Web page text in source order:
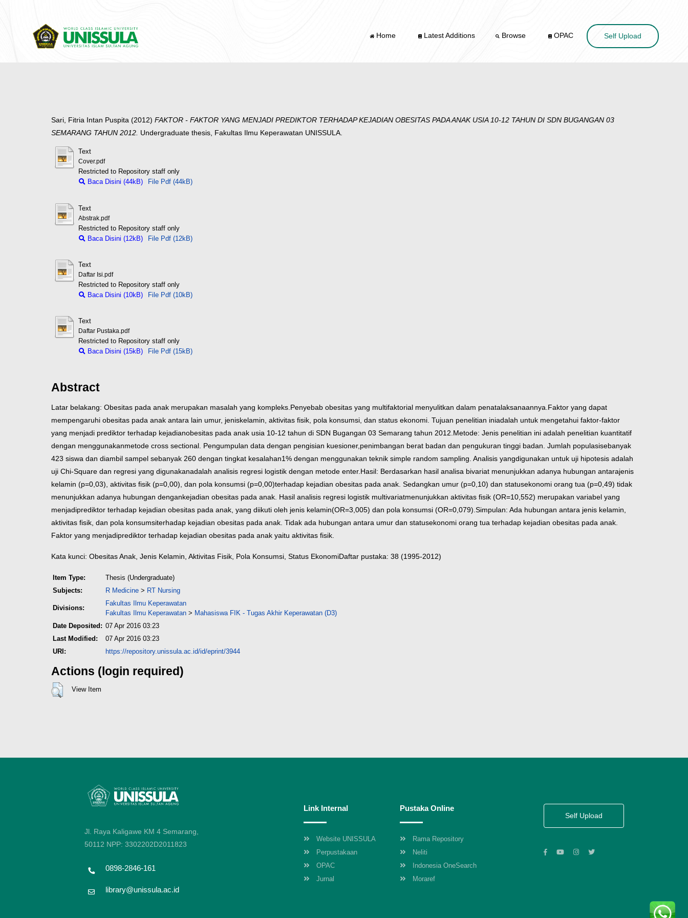
Home Latest Additions Browse OPAC Self Upload
Sari, Fitria Intan Puspita (2012) FAKTOR - FAKTOR YANG MENJADI PREDIKTOR TERHADAP KEJADIAN OBESITAS PADA ANAK USIA 10-12 TAHUN DI SDN BUGANGAN 03
SEMARANG TAHUN 2012. Undergraduate thesis, Fakultas Ilmu Keperawatan UNISSULA.
Text
Cover.pdf
Restricted to Repository staff only
Baca Disini (44kB)
File Pdf (44kB)
Text
Abstrak.pdf
Restricted to Repository staff only
Baca Disini (12kB)
File Pdf (12kB)
Text
Daftar Isi.pdf
Restricted to Repository staff only
Baca Disini (10kB)
File Pdf (10kB)
Text
Daftar Pustaka.pdf
Restricted to Repository staff only
Baca Disini (15kB)
File Pdf (15kB)
Abstract
Latar belakang: Obesitas pada anak merupakan masalah yang kompleks. Penyebab obesitas yang multifaktorial menyulitkan dalam penatalaksanaannya. Faktor yang dapat
mempengaruhi obesitas pada anak antara lain umur, jeniskelamin, aktivitas fisik, pola konsumsi, dan status ekonomi. Tujuan penelitian iniadalah untuk mengetahui faktor-faktor
yang menjadi prediktor terhadap kejadianobesitas pada anak usia 10-12 tahun di SDN Bugangan 03 Semarang tahun 2012. Metode: Jenis penelitian ini adalah penelitian kuantitatif
dengan menggunakanmetode cross sectional. Pengumpulan data dengan pengisian kuesioner, penimbangan berat badan dan pengukuran tinggi badan. Jumlah populasisebanyak
423 siswa dan diambil sampel sebanyak 260 dengan tingkat kesalahan1% dengan menggunakan teknik simple random sampling. Analisis yangdigunakan untuk uji hipotesis adalah
uji Chi-Square dan regresi yang digunakanadalah analisis regresi logistik dengan metode enter. Hasil: Berdasarkan hasil analisa bivariat menunjukkan adanya hubungan antarajenis
kelamin (p=0,03), aktivitas fisik (p=0,00), dan pola konsumsi (p=0,00)terhadap kejadian obesitas pada anak. Sedangkan umur (p=0,10) dan statusekonomi orang tua (p=0,49) tidak
menunjukkan adanya hubungan dengankejadian obesitas pada anak. Hasil analisis regresi logistik multivariatmenunjukkan aktivitas fisik (OR=10,552) merupakan variabel yang
menjadiprediktor terhadap kejadian obesitas pada anak, yang diikuti oleh jenis kelamin(OR=3,005) dan pola konsumsi (OR=0,079). Simpulan: Ada hubungan antara jenis kelamin,
aktivitas fisik, dan pola konsumsiterhadap kejadian obesitas pada anak. Tidak ada hubungan antara umur dan statusekonomi orang tua terhadap kejadian obesitas pada anak.
Faktor yang menjadiprediktor terhadap kejadian obesitas pada anak yaitu aktivitas fisik.
Kata kunci: Obesitas Anak, Jenis Kelamin, Aktivitas Fisik, Pola Konsumsi, Status EkonomiDaftar pustaka: 38 (1995-2012)
Item Type:
Thesis (Undergraduate)
Subjects:
R Medicine > RT Nursing
Divisions:
Fakultas Ilmu Keperawatan
Fakultas Ilmu Keperawatan > Mahasiswa FIK - Tugas Akhir Keperawatan (D3)
Date Deposited: 07 Apr 2016 03:23
Last Modified:
07 Apr 2016 03:23
URI:
https://repository.unissula.ac.id/id/eprint/3944
Actions (login required)
View Item
Jl. Raya Kaligawe KM 4 Semarang,
50112 NPP: 3302202D2011823
0898-2846-161
library@unissula.ac.id
Link Internal
Website UNISSULA
Perpustakaan
OPAC
Jurnal
Pustaka Online
Rama Repository
Neliti
Indonesia OneSearch
Moraref
Self Upload